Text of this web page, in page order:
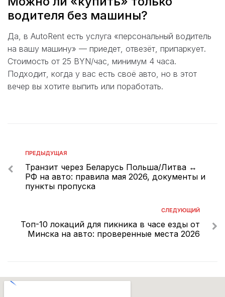
водителя без машины?
Да, в AutoRent есть услуга «персональный водитель
на вашу машину» — приедет, отвезёт, припаркует.
Стоимость от 25 BYN/час, минимум 4 часа.
Подходит, когда у вас есть своё авто, но в этот
вечер вы хотите выпить или поработать.
ПРЕДЫДУЩАЯ
Транзит через Беларусь Польша/Литва ↔
РФ на авто: правила мая 2026, документы и
пункты пропуска
СЛЕДУЮЩИЙ
Топ-10 локаций для пикника в часе езды от
Минска на авто: проверенные места 2026